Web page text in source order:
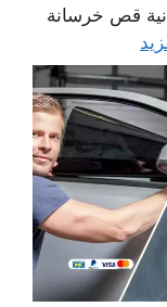
قص خرسانة